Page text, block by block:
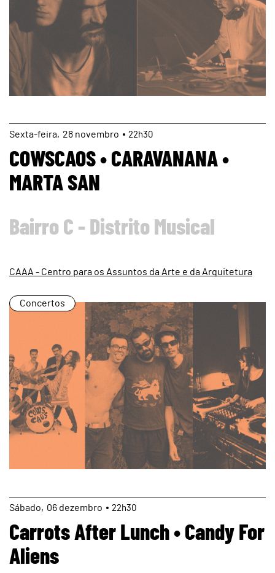
page
28 novembro
Sexta 22h30
COWSCAOS • CARAVANANA •
MARTA SAN
Bairro C - Distrito Musical
CAAA - Centro para os Assuntos da Arte e da Arquitetura
Concertos
page
06 dezembro
Sábado 22h30
Carrots After Lunch • Candy For
Aliens